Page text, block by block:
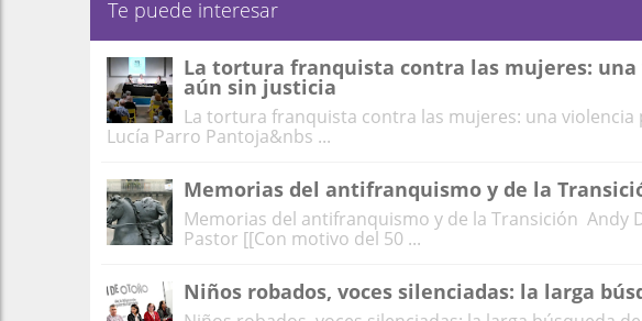
Te puede interesar
La tortura franquista contra las mujeres:
aún sin justicia
La tortura franquista contra las mujeres: una
Lucía Parro Pantoja&nbs ...
Memorias del antifranquismo y de la
Memorias del antifranquismo y de la Transición Andy
Pastor [[Con motivo del 50 ...
Niños robados, voces silenciadas: la larga